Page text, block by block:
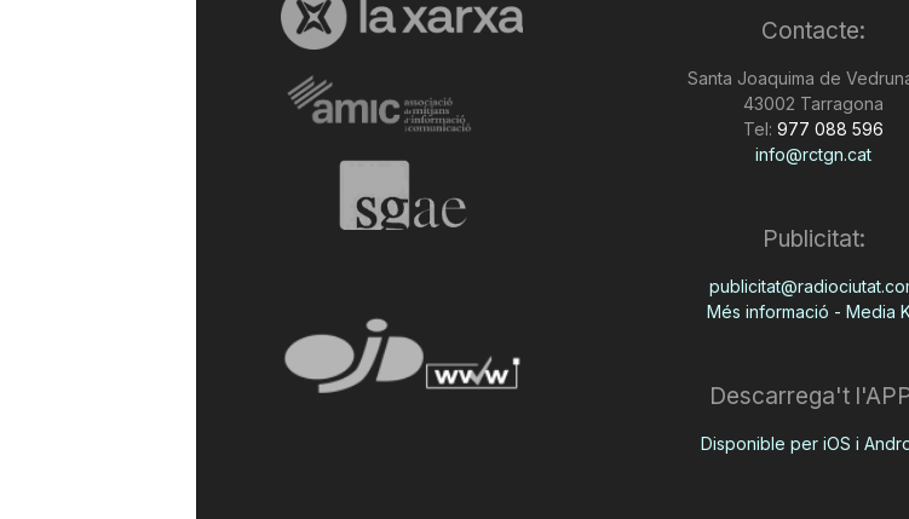
Contacte:
Santa Joaquima de
43002 Tarragona
Tel: 977 088 596
info@rctgn.cat
Publicitat:
Més informació - Media
Descarrega't
Disponible per iOS i